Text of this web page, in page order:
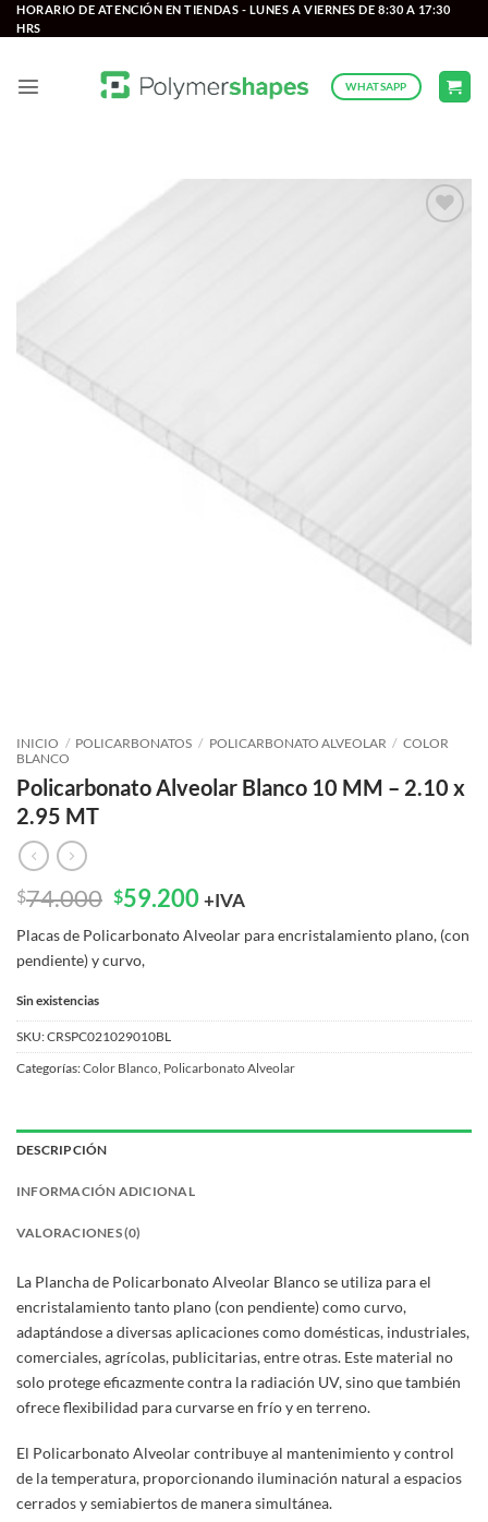
Saltar
al
HORARIO DE ATENCIÓN EN TIENDAS - LUNES A VIERNES DE 8:30 A 17:30
HRS
WHATSAPP
INICIO / POLICARBONATOS / POLICARBONATO ALVEOLAR / COLOR
BLANCO
Policarbonato Alveolar Blanco 10 MM – 2.10 x
2.95 MT
$74.000 El
original
era:
$59.200El
actual
+IVA
Placas de Policarbonato Alveolar para encristalamiento plano, (con
pendiente) y curvo,
Sin existencias
SKU:CRSPC021029010BL
Categorías:Color Blanco Policarbonato Alveolar
DESCRIPCIÓN
INFORMACIÓN ADICIONAL
VALORACIONES (0)
La Plancha de Policarbonato Alveolar Blanco se utiliza para el
encristalamiento tanto plano (con pendiente) como curvo,
adaptándose a diversas aplicaciones como domésticas, industriales,
comerciales, agrícolas, publicitarias, entre otras. Este material no
solo protege eficazmente contra la radiación UV, sino que también
ofrece flexibilidad para curvarse en frío y en terreno.
El Policarbonato Alveolar contribuye al mantenimiento y control
de la temperatura, proporcionando iluminación natural a espacios
cerrados y semiabiertos de manera simultánea.